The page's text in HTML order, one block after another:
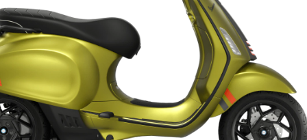
CONCEPT STORE